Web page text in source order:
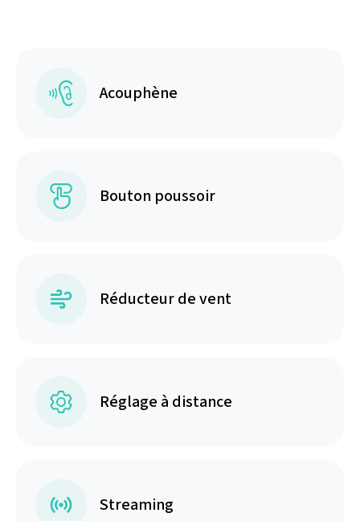
Acouphène
Bouton poussoir
Réducteur de vent
Réglage à distance
Streaming